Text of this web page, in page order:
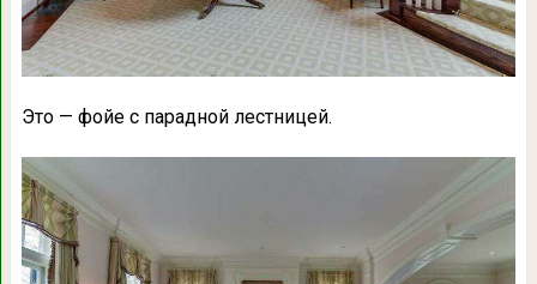
Это — фойе с парадной лестницей.